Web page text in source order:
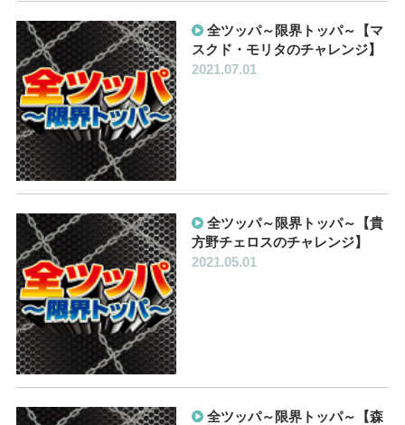
全ツッパ～限界トッパ～【マ
スクド・モリタのチャレンジ】
2021.07.01
全ツッパ～限界トッパ～【貴
方野チェロスのチャレンジ】
2021.05.01
全ツッパ～限界トッパ～【森